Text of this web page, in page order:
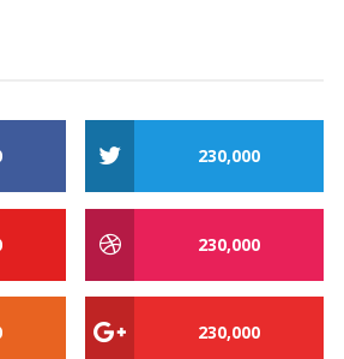
230,000
230,000
230,000